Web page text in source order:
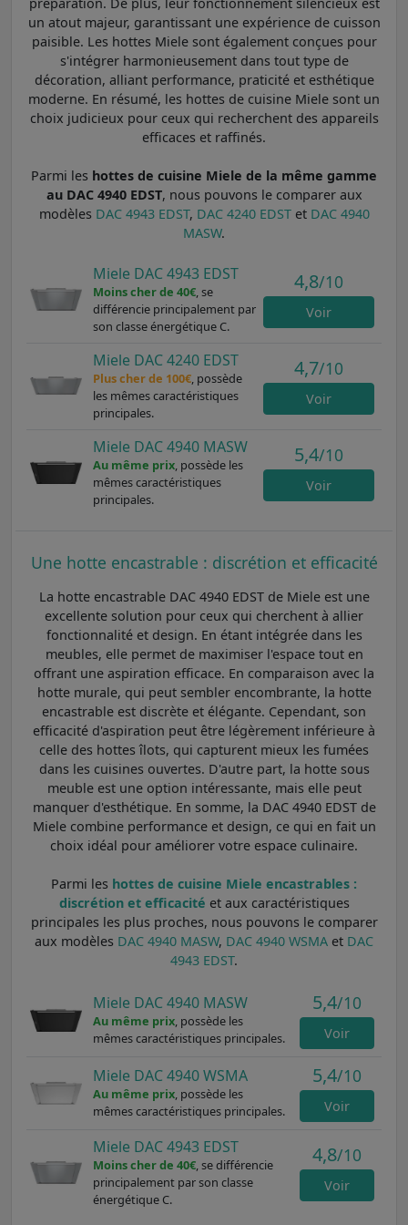
un atout majeur, garantissant une expérience de cuisson
paisible. Les hottes Miele sont également conçues pour
s'intégrer harmonieusement dans tout type de
décoration, alliant performance, praticité et esthétique
moderne. En résumé, les hottes de cuisine Miele sont un
choix judicieux pour ceux qui recherchent des appareils
efficaces et raffinés.
Parmi les hottes de cuisine Miele de la même gamme
au DAC 4940 EDST, nous pouvons le comparer aux
modèles DAC 4943 EDST, DAC 4240 EDSTet DAC 4940
MASW.
Miele DAC 4943 EDST
Moins cher de 40€, se
différencie principalement par
son classe énergétique C.
4,8/10
Voir
Miele DAC 4240 EDST
Plus cher de 100€, possède
les mêmes caractéristiques
principales.
4,7/10
Voir
Miele DAC 4940 MASW
Au même prix, possède les
mêmes caractéristiques
principales.
5,4/10
Voir
Une hotte encastrable : discrétion et efficacité
La hotte encastrable DAC 4940 EDST de Miele est une
excellente solution pour ceux qui cherchent à allier
fonctionnalité et design. En étant intégrée dans les
meubles, elle permet de maximiser l'espace tout en
offrant une aspiration efficace. En comparaison avec la
hotte murale, qui peut sembler encombrante, la hotte
encastrable est discrète et élégante. Cependant, son
efficacité d'aspiration peut être légèrement inférieure à
celle des hottes îlots, qui capturent mieux les fumées
dans les cuisines ouvertes. D'autre part, la hotte sous
meuble est une option intéressante, mais elle peut
manquer d'esthétique. En somme, la DAC 4940 EDST de
Miele combine performance et design, ce qui en fait un
choix idéal pour améliorer votre espace culinaire.
Parmi les hottes de cuisine Miele encastrables :
discrétion et efficacité et aux caractéristiques
principales les plus proches, nous pouvons le comparer
aux modèles DAC 4940 MASW, DAC 4940 WSMA et DAC
4943 EDST.
Miele DAC 4940 MASW
Au même prix, possède les
mêmes caractéristiques principales.
5,4/10
Voir
Miele DAC 4940 WSMA
Au même prix, possède les
mêmes caractéristiques principales.
5,4/10
Voir
Miele DAC 4943 EDST
Moins cher de 40€, se différencie
principalement par son classe
énergétique C.
4,8/10
Voir